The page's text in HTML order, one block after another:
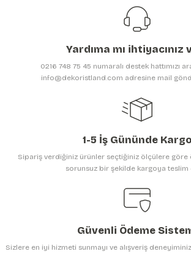
Ürün resmi kalitesiz, bozuk veya
Ürün bilgilerinde hatalar bulunuyor.
Gönder
Yardıma mı ihtiyacınız
0216 748 75 45 numaralı destek hattımızı
info@dekoristland.com adresine mail
1-5 İş Gününde Kargo
Sipariş verdiğiniz ürünler seçtiğiniz ölçülere göre
sorunsuz bir şekilde kargoya teslim
Güvenli Ödeme
Sizlere en iyi hizmeti sunmayı ve alışveriş